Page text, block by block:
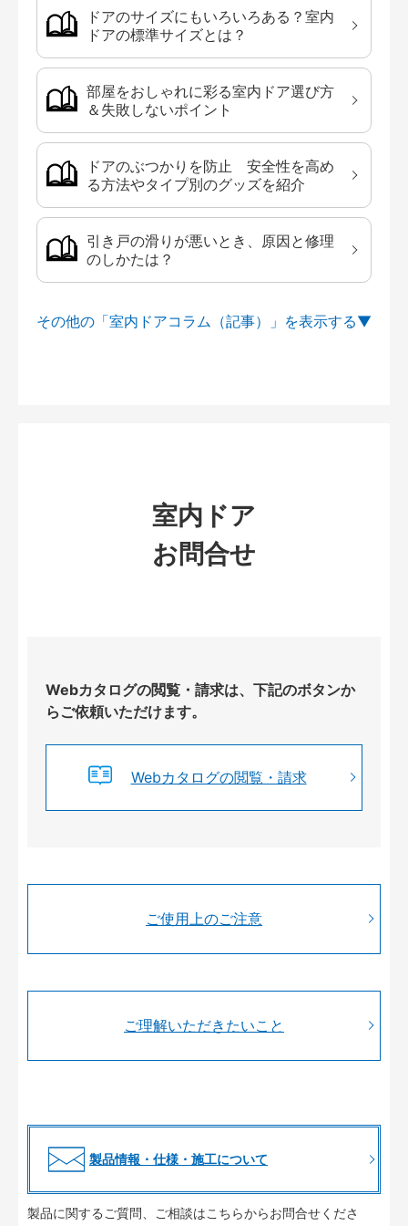
ドアのサイズにもいろいろある？室内
ドアの標準サイズとは？
部屋をおしゃれに彩る室内ドア選び方
＆失敗しないポイント
ドアのぶつかりを防止 安全性を高め
る方法やタイプ別のグッズを紹介
引き戸の滑りが悪いとき、原因と修理
のしかたは？
その他の「室内ドアコラム（記事）」を
室内ドア
お問合せ
Webカタログの閲覧・請求は、下記のボタンか
らご依頼いただけます。
Webカタログの閲覧・請求
ご使用上のご注意
ご理解いただきたいこと
製品情報・仕様・施工について
製品に関するご質問、ご相談はこちらからお問合せくださ